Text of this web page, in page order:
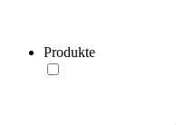
Produkte